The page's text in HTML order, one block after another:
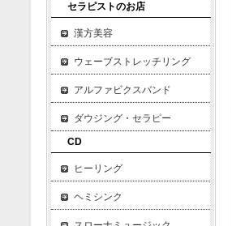
セラピストのお店
漢方美容
ウェーブストレッチリング
アルファビクスバンド
ダウジング・セラピー
CD
ヒーリング
ヘミシンク